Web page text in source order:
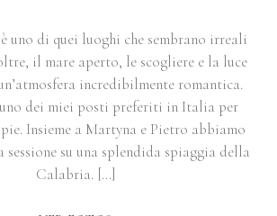
uno di quei luoghi che sembrano irreali
il mare aperto, le scogliere e la luce
incredibilmente romantica.
uno dei miei posti preferiti in Italia per
Insieme a Martyna e Pietro abbiamo
sessione su una splendida spiaggia della
Calabria. […]